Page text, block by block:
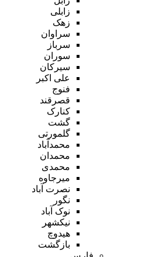
زابلی
زهک
سراوان
سرباز
سوران
سیرکان
علی اکبر
فنوج
قصرقند
کنارک
گشت
گلمورتی
محمدآباد
محمدان
محمدی
میرجاوه
نصرت آباد
نگور
نوک آباد
نیکشهر
هیدوچ
بازگشت